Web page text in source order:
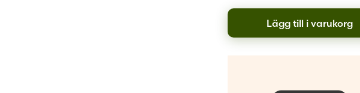
Lägg till i varukorg